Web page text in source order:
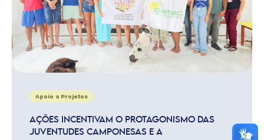
Apoio a Projetos
AÇÕES INCENTIVAM O PROTAGONISMO DAS
JUVENTUDES CAMPONESAS E A